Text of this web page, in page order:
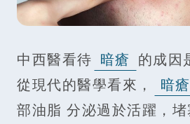
中西醫看待 暗瘡 的成因
從現代的醫學看來，
暗瘡
部油脂 分泌過於活躍，